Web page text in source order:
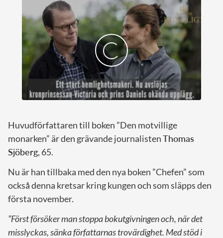
Huvudförfattaren till boken ”Den motvillige
monarken” är den grävande journalistenThomas
Sjöberg, 65.
Nu är han tillbaka med den nya boken ”Chefen” som
också denna kretsar kring kungen och som släpps den
första november.
”Först försöker man stoppa bokutgivningen och, när det
misslyckas, sänka författarnas trovärdighet. Med stöd i